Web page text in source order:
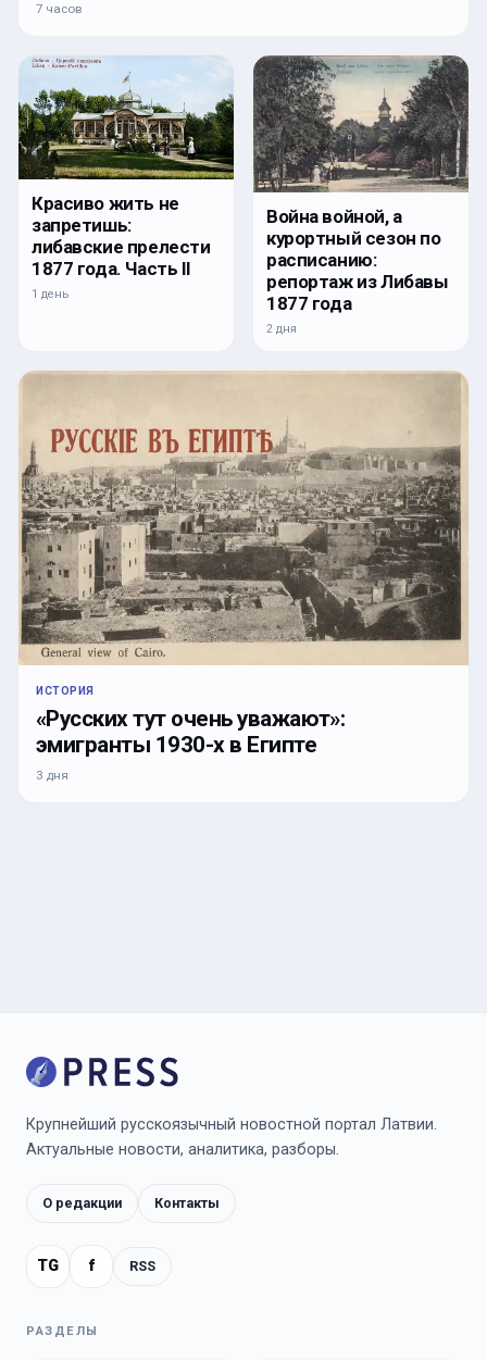
7 часов
Красиво жить не
запретишь:
либавские прелести
1877 года. Часть II
1 день
Война войной, а
курортный сезон по
расписанию:
репортаж из Либавы
1877 года
2 дня
ИСТОРИЯ
«Русских тут очень уважают»:
эмигранты 1930-х в Египте
3 дня
Крупнейший русскоязычный новостной портал Латвии.
Актуальные новости, аналитика, разборы.
О редакции Контакты
TG f RSS
РАЗДЕЛЫ